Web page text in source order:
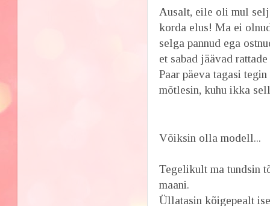
Ausalt, eile oli mul
korda elus! Ma ei
selga pannud ega
et sabad jäävad
Paar päeva tagasi
mõtlesin, kuhu ikka
Võiksin olla modell...
Tegelikult ma tundsin
maani.
Üllatasin kõigepealt